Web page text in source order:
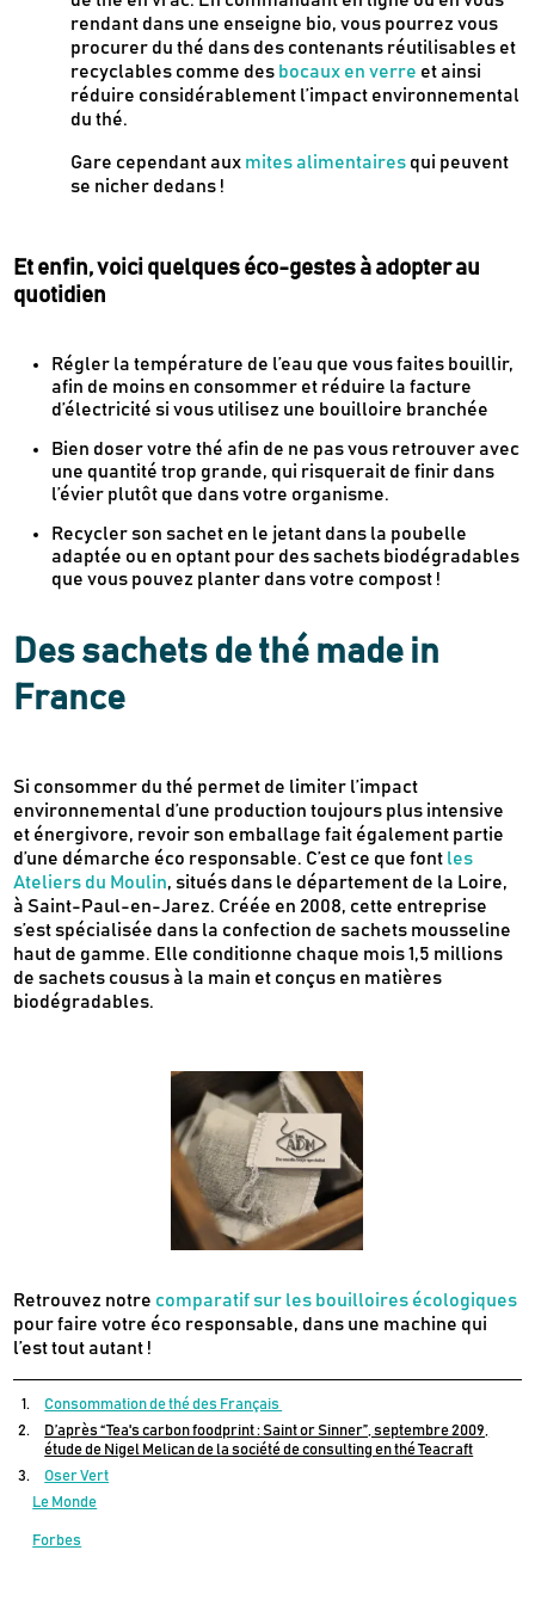
Inscrivez-vous
Des conseils et des décryptages pour mieux
consommer
Je m'inscris
Recevez en cadeau votre livret de
& recettesapprouvés parLe Kaba !
rendant dans une enseigne bio, vous pourrez vous
procurer du thé dans des contenants réutilisables et
recyclables comme des bocaux en verre et ainsi
réduire considérablement l’impact environnemental
du thé.
Gare cependant aux mites alimentaires qui peuvent
se nicher dedans !
Et enfin, voici quelques éco-gestes à adopter au
quotidien
Régler la température de l’eau que vous faites bouillir,
afin de moins en consommer et réduire la facture
d’électricité si vous utilisez une bouilloire branchée
Bien doser votre thé afin de ne pas vous retrouver avec
une quantité trop grande, qui risquerait de finir dans
l’évier plutôt que dans votre organisme.
Recycler son sachet en le jetant dans la poubelle
adaptée ou en optant pour des sachets biodégradables
que vous pouvez planter dans votre compost !
Des sachets de thé made in
France
Si consommer du thé permet de limiter l’impact
environnemental d’une production toujours plus intensive
et énergivore, revoir son emballage fait également partie
d’une démarche éco responsable. C’est ce que font les
Ateliers du Moulin, situés dans le département de la Loire,
à Saint-Paul-en-Jarez. Créée en 2008, cette entreprise
s’est spécialisée dans la confection de sachets mousseline
haut de gamme. Elle conditionne chaque mois 1,5 millions
de sachets cousus à la main et conçus en matières
biodégradables.
Retrouvez notre comparatif sur les bouilloires écologiques
pour faire votre éco responsable, dans une machine qui
l’est tout autant !
Consommation de thé des Français
D’après “Tea's carbon foodprint : Saint or Sinner”, septembre 2009,
étude de Nigel Melican de la société de consulting en thé Teacraft
Oser Vert
Le Monde
Forbes